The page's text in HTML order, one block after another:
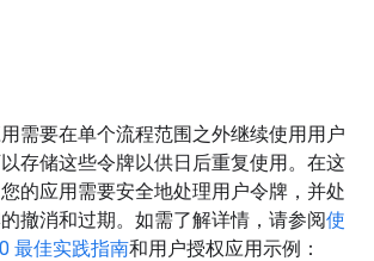
需要在单个流程范围之外继续使用用户
存储这些令牌以供日后重复使用。在这
的应用需要安全地处理用户令牌，并处
撤消和过期。如需了解详情，请参阅使
最佳实践指南和用户授权应用示例：